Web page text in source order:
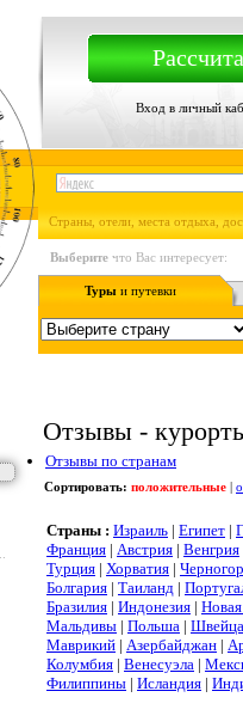
Вход в личный
Страны, отели, места отдыха,
Выберите что Вас интересует:
Туры и путевки
Отзывы -
Отзывы по странам
Сортировать: положительные |
Страны : Израиль | Египет |
Франция | Австрия | Венгрия
Турция | Хорватия |
Болгария | Таиланд |
Бразилия | Индонезия |
Мальдивы | Польша |
Маврикий | Азербайджан |
Колумбия | Венесуэла |
Филиппины | Исландия |